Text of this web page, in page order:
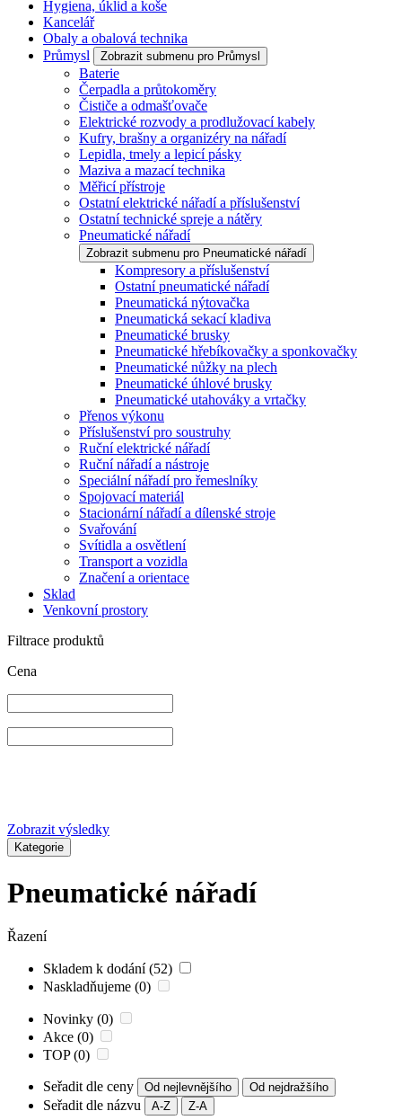
Hygiena, úklid a koše
Kancelář
Obaly a obalová technika
Průmysl
Zobrazit submenu pro Průmysl
Baterie
Čerpadla a průtokoměry
Čističe a odmašťovače
Elektrické rozvody a prodlužovací kabely
Kufry, brašny a organizéry na nářadí
Lepidla, tmely a lepicí pásky
Maziva a mazací technika
Měřicí přístroje
Ostatní elektrické nářadí a příslušenství
Ostatní technické spreje a nátěry
Pneumatické nářadí
Zobrazit submenu pro Pneumatické nářadí
Kompresory a příslušenství
Ostatní pneumatické nářadí
Pneumatická nýtovačka
Pneumatická sekací kladiva
Pneumatické brusky
Pneumatické hřebíkovačky a sponkovačky
Pneumatické nůžky na plech
Pneumatické úhlové brusky
Pneumatické utahováky a vrtačky
Přenos výkonu
Příslušenství pro soustruhy
Ruční elektrické nářadí
Ruční nářadí a nástroje
Speciální nářadí pro řemeslníky
Spojovací materiál
Stacionární nářadí a dílenské stroje
Svařování
Svítidla a osvětlení
Transport a vozidla
Značení a orientace
Sklad
Venkovní prostory
Filtrace produktů
Cena
Zobrazit výsledky
Kategorie
Pneumatické nářadí
Řazení
Skladem k dodání (52)
Naskladňujeme (0)
Novinky (0)
Akce (0)
TOP (0)
Seřadit dle ceny Od nejlevnějšího Od nejdražšího
Seřadit dle názvu A-Z Z-A